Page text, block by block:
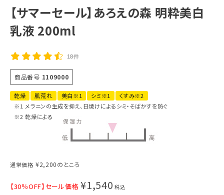
【サマーセール】あろえの森 明粋美白
乳液 200ml
18件
商品番号 1109000
乾燥 肌荒れ 美白※1 シミ※1
くすみ※2
※1 メラニンの生成を抑え、日焼けによるシミ・そばかすを防ぐ
※2 乾燥による
通常価格 ¥2,200のところ
【30％OFF】セール価格 ¥1,540 税込